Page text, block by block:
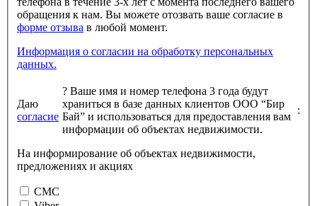
обращения к нам. Вы можете отозвать ваше согласие в
форме отзыва
в любой момент.
Информация о согласии на обработку персональных
данных.
Даю
согласие
? Ваше имя и номер телефона 3 года будут
храниться в базе данных клиентов ООО “Бир
Бай” и использоваться для предоставления вам
информации об объектах недвижимости.
:
На информирование об объектах недвижимости,
предложениях и акциях
СМС